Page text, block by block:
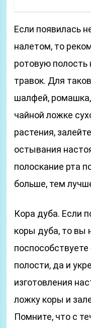
Если появилась
налетом, то
ротовую полость
травок. Для
шалфей,
чайной ложке
растения,
остывания
полоскание рта
больше, тем
Кора дуба. Если
коры дуба, то вы
полости, да и
изготовления
ложку коры и
Помните, что с